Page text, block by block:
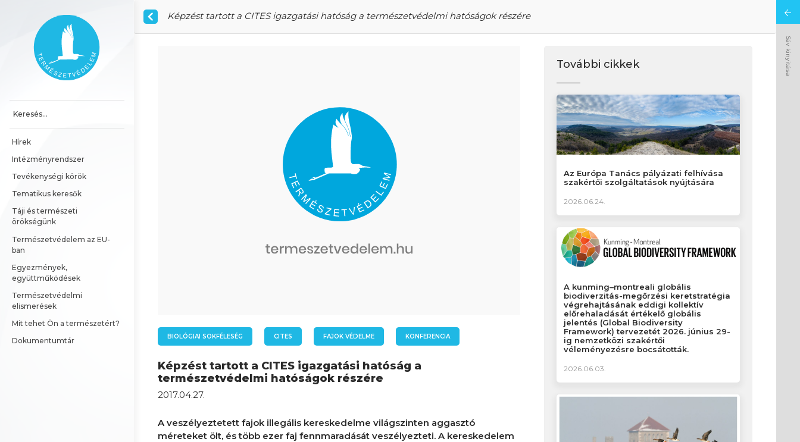
Főoldal
Hírek
Intézményrendszer
Tevékenységi körök
Tematikus keresők
Táji és természeti
örökségünk
Természetvédelem az EU-
ban
Egyezmények,
együttműködések
Természetvédelmi
elismerések
Mit tehet Ön a természetért?
Dokumentumtár
Képzést tartott a CITES igazgatási hatóság a természetvédelmi hatóságok részére
BIOLÓGIAI SOKFÉLESÉG CITES FAJOK VÉDELME KONFERENCIA
Képzést tartott a CITES igazgatási hatóság a
természetvédelmi hatóságok részére
2017.04.27.
A veszélyeztetett fajok illegális kereskedelme világszinten aggasztó
méreteket ölt, és több ezer faj fennmaradását veszélyezteti. A kereskedelem
További cikkek
Az Európa Tanács pályázati felhívása
szakértői szolgáltatások nyújtására
2026.06.24.
A kunming–montreali globális
biodiverzitás-megőrzési keretstratégia
végrehajtásának eddigi kollektív
előrehaladását értékelő globális
jelentés (Global Biodiversity
Framework) tervezetét 2026. június 29-
ig nemzetközi szakértői
véleményezésre bocsátották.
2026.06.03.
Sáv kinyitása